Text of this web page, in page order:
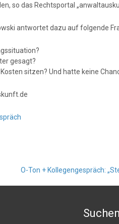
so das Rechtsportal
antwortet dazu auf folgende
gesagt?
sitzen? Und hatte keine
O-Ton + Kollegengespräch: